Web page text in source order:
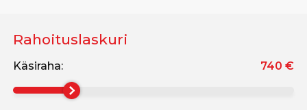
Rahoituslaskuri
Käsiraha: 740 €